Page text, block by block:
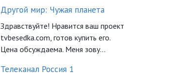
Другой мир: Чужая планета
Здравствуйте! Нравится ваш проект
tvbesedka.com, готов купить его.
Цена обсуждаема. Меня зову...
Телеканал Россия 1